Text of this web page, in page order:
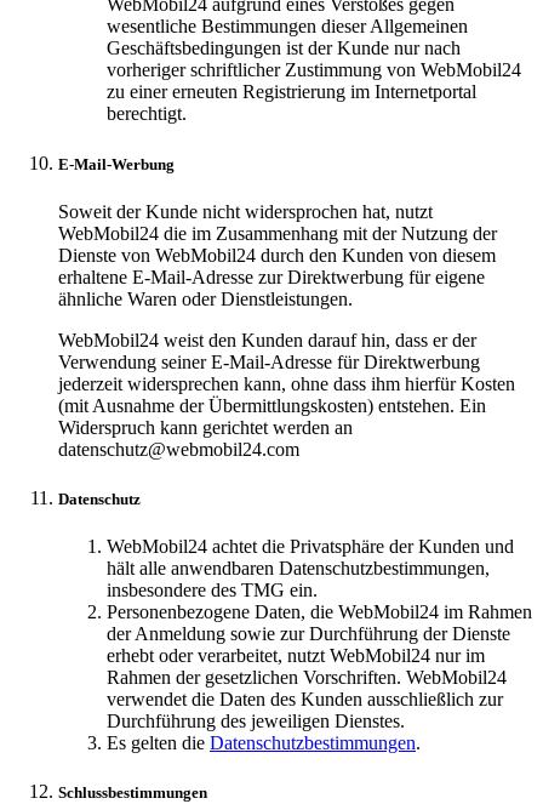
WebMobil24 aufgrund eines Verstoßes gegen
wesentliche Bestimmungen dieser Allgemeinen
Geschäftsbedingungen ist der Kunde nur nach
vorheriger schriftlicher Zustimmung von WebMobil24
zu einer erneuten Registrierung im Internetportal
berechtigt.
E-Mail-Werbung
Soweit der Kunde nicht widersprochen hat, nutzt
WebMobil24 die im Zusammenhang mit der Nutzung der
Dienste von WebMobil24 durch den Kunden von diesem
erhaltene E-Mail-Adresse zur Direktwerbung für eigene
ähnliche Waren oder Dienstleistungen.
WebMobil24 weist den Kunden darauf hin, dass er der
Verwendung seiner E-Mail-Adresse für Direktwerbung
jederzeit widersprechen kann, ohne dass ihm hierfür Kosten
(mit Ausnahme der Übermittlungskosten) entstehen. Ein
Widerspruch kann gerichtet werden an
datenschutz@webmobil24.com
Datenschutz
WebMobil24 achtet die Privatsphäre der Kunden und
hält alle anwendbaren Datenschutzbestimmungen,
insbesondere des TMG ein.
Personenbezogene Daten, die WebMobil24 im Rahmen
der Anmeldung sowie zur Durchführung der Dienste
erhebt oder verarbeitet, nutzt WebMobil24 nur im
Rahmen der gesetzlichen Vorschriften. WebMobil24
verwendet die Daten des Kunden ausschließlich zur
Durchführung des jeweiligen Dienstes.
Es gelten die Datenschutzbestimmungen.
Schlussbestimmungen